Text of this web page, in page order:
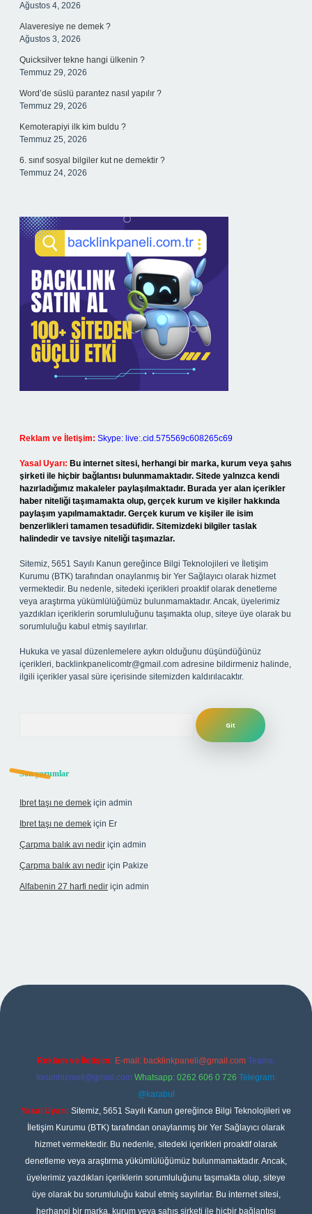
Ağustos 4, 2026
Alaveresiye ne demek ?
Ağustos 3, 2026
Quicksilver tekne hangi ülkenin ?
Temmuz 29, 2026
Word’de süslü parantez nasıl yapılır ?
Temmuz 29, 2026
Kemoterapiyi ilk kim buldu ?
Temmuz 25, 2026
6. sınıf sosyal bilgiler kut ne demektir ?
Temmuz 24, 2026
Reklam ve İletişim: Skype: live:.cid.575569c608265c69
Yasal Uyarı: Bu internet sitesi, herhangi bir marka, kurum veya şahıs
şirketi ile hiçbir bağlantısı bulunmamaktadır. Sitede yalnızca kendi
hazırladığımız makaleler paylaşılmaktadır. Burada yer alan içerikler
haber niteliği taşımamakta olup, gerçek kurum ve kişiler hakkında
paylaşım yapılmamaktadır. Gerçek kurum ve kişiler ile isim
benzerlikleri tamamen tesadüfidir. Sitemizdeki bilgiler taslak
halindedir ve tavsiye niteliği taşımazlar.
Sitemiz, 5651 Sayılı Kanun gereğince Bilgi Teknolojileri ve İletişim
Kurumu (BTK) tarafından onaylanmış bir Yer Sağlayıcı olarak hizmet
vermektedir. Bu nedenle, sitedeki içerikleri proaktif olarak denetleme
veya araştırma yükümlülüğümüz bulunmamaktadır. Ancak, üyelerimiz
yazdıkları içeriklerin sorumluluğunu taşımakta olup, siteye üye olarak bu
sorumluluğu kabul etmiş sayılırlar.
Hukuka ve yasal düzenlemelere aykırı olduğunu düşündüğünüz
içerikleri, backlinkpanelicomtr@gmail.com adresine bildirmeniz halinde,
ilgili içerikler yasal süre içerisinde sitemizden kaldırılacaktır.
Son yorumlar
Ibret taşı ne demek için admin
Ibret taşı ne demek için Er
Çarpma balık avı nedir için admin
Çarpma balık avı nedir için Pakize
Alfabenin 27 harfi nedir için admin
Reklam ve İletişim: E-mail: backlinkpaneli@gmail.com Teams:
forumhizmeti@gmail.com Whatsapp: 0262 606 0 726 Telegram:
@karabul
Yasal Uyarı: Sitemiz, 5651 Sayılı Kanun gereğince Bilgi Teknolojileri ve
İletişim Kurumu (BTK) tarafından onaylanmış bir Yer Sağlayıcı olarak
hizmet vermektedir. Bu nedenle, sitedeki içerikleri proaktif olarak
denetleme veya araştırma yükümlülüğümüz bulunmamaktadır. Ancak,
üyelerimiz yazdıkları içeriklerin sorumluluğunu taşımakta olup, siteye
üye olarak bu sorumluluğu kabul etmiş sayılırlar. Bu internet sitesi,
herhangi bir marka, kurum veya şahıs şirketi ile hiçbir bağlantısı